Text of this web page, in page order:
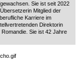
Sie ist seit 2022
Mitglied der
Karriere im
Direktorin
Sie ist 42 Jahre